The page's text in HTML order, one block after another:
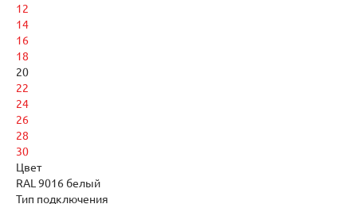
12
14
16
18
20
22
24
26
28
30
Цвет
RAL 9016 белый
Тип подключения